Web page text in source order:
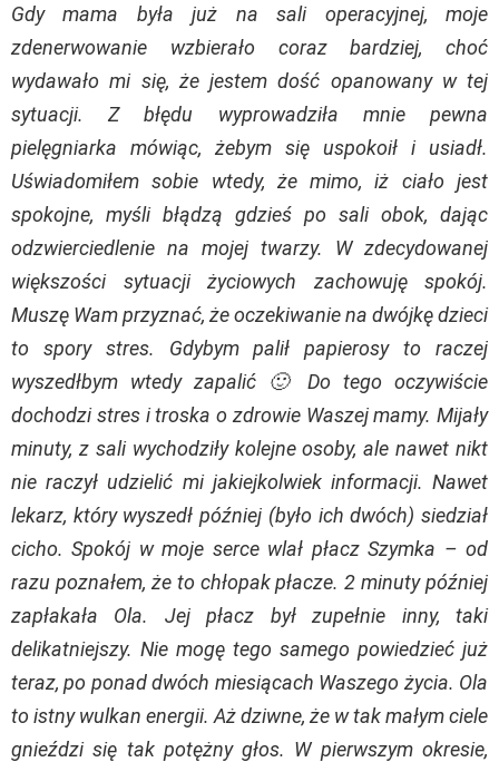
Gdy mama była już na sali operacyjnej, moje
zdenerwowanie wzbierało coraz bardziej, choć
wydawało mi się, że jestem dość opanowany w tej
sytuacji. Z błędu wyprowadziła mnie pewna
pielęgniarka mówiąc, żebym się uspokoił i usiadł.
Uświadomiłem sobie wtedy, że mimo, iż ciało jest
spokojne, myśli błądzą gdzieś po sali obok, dając
odzwierciedlenie na mojej twarzy. W zdecydowanej
większości sytuacji życiowych zachowuję spokój.
Muszę Wam przyznać, że oczekiwanie na dwójkę dzieci
to spory stres. Gdybym palił papierosy to raczej
wyszedłbym wtedy zapalić 🙂 Do tego oczywiście
dochodzi stres i troska o zdrowie Waszej mamy. Mijały
minuty, z sali wychodziły kolejne osoby, ale nawet nikt
nie raczył udzielić mi jakiejkolwiek informacji. Nawet
lekarz, który wyszedł później (było ich dwóch) siedział
cicho. Spokój w moje serce wlał płacz Szymka – od
razu poznałem, że to chłopak płacze. 2 minuty później
zapłakała Ola. Jej płacz był zupełnie inny, taki
delikatniejszy. Nie mogę tego samego powiedzieć już
teraz, po ponad dwóch miesiącach Waszego życia. Ola
to istny wulkan energii. Aż dziwne, że w tak małym ciele
gnieździ się tak potężny głos. W pierwszym okresie,